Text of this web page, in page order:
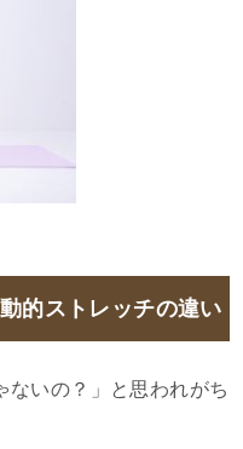
的ストレッチの違い
ないの？」と思われがち